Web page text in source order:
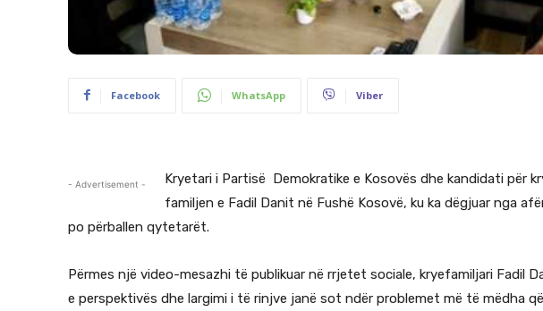
Facebook WhatsApp Viber
- Advertisement -
Kryetari i Partisë Demokratike e Kosovës dhe kandidati për
familjen e Fadil Danit në Fushë Kosovë, ku ka dëgjuar nga
po përballen qytetarët.
Përmes një video-mesazhi të publikuar në rrjetet sociale, kryefamiljari Fadil
e perspektivës dhe largimi i të rinjve janë sot ndër problemet më të mëdha